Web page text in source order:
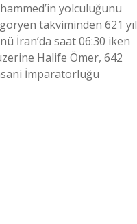
yolculuğunu
takviminden 621 yıl
İran’da saat 06:30 iken
Halife Ömer, 642
İmparatorluğu